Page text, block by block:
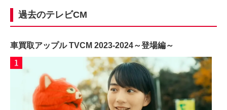
過去のテレビCM
車買取アップル TVCM 2023-2024～登場編～